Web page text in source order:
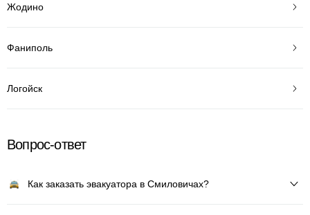
Жодино
Фаниполь
Логойск
Вопрос-ответ
Как заказать эвакуатора в Смиловичах?